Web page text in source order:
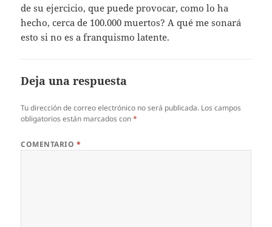
de su ejercicio, que puede provocar, como lo ha
hecho, cerca de 100.000 muertos? A qué me sonará
esto si no es a franquismo latente.
Deja una respuesta
Tu dirección de correo electrónico no será publicada. Los campos
obligatorios están marcados con*
COMENTARIO *